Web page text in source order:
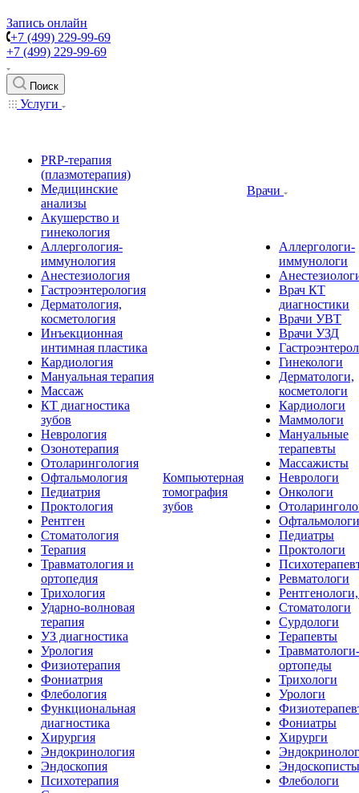
Запись онлайн
+7 (499) 229-99-69
+7 (499) 229-99-69
Поиск
Услуги
PRP-терапия
(плазмотерапия)
Медицинские
анализы
Акушерство и
гинекология
Аллергология-
иммунология
Анестезиология
Гастроэнтерология
Дерматология,
косметология
Инъекционная
интимная пластика
Кардиология
Мануальная терапия
Массаж
КТ диагностика
зубов
Неврология
Озонотерапия
Отоларингология
Офтальмология
Педиатрия
Проктология
Рентген
Стоматология
Терапия
Травматология и
ортопедия
Трихология
Ударно-волновая
терапия
УЗ диагностика
Урология
Физиотерапия
Фониатрия
Флебология
Функциональная
диагностика
Хирургия
Эндокринология
Эндоскопия
Психотерапия
Компьютерная
томография
зубов
Врачи
Аллергологи-
иммунологи
Врач КТ
диагностики
Врачи УВТ
Врачи УЗД
Гинекологи
Дерматологи,
косметологи
Кардиологи
Маммологи
Мануальные
терапевты
Массажисты
Неврологи
Онкологи
Офтальмологи
Педиатры
Проктологи
Ревматологи
Стоматологи
Сурдологи
Терапевты
Травматологи-
ортопеды
Трихологи
Урологи
Фониатры
Хирурги
Эндоскописты
Флебологи